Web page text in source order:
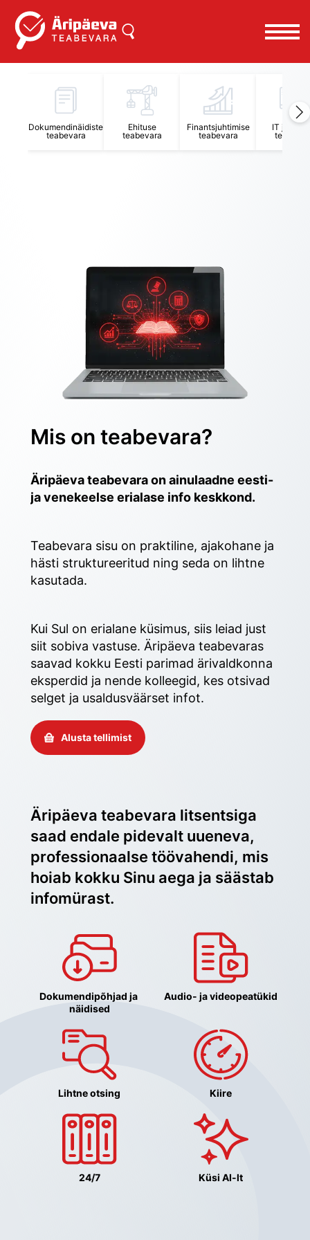
Dokumendinäidiste
teabevara
Ehituse
teabevara
Finantsjuhtimise
teabevara
IT
Mis on teabevara?
Äripäeva teabevara on ainulaadne eesti-
ja venekeelse erialase info keskkond.
Teabevara sisu on praktiline, ajakohane ja
hästi struktureeritud ning seda on lihtne
kasutada.
Kui Sul on erialane küsimus, siis leiad just
siit sobiva vastuse. Äripäeva teabevaras
saavad kokku Eesti parimad ärivaldkonna
eksperdid ja nende kolleegid, kes otsivad
selget ja usaldusväärset infot.
Alusta tellimist
Äripäeva teabevara litsentsiga
saad endale pidevalt uueneva,
professionaalse töövahendi, mis
hoiab kokku Sinu aega ja säästab
infomürast.
Dokumendipõhjad ja
näidised
Audio- ja videopeatükid
Lihtne otsing Kiire
24/7 Küsi AI-lt